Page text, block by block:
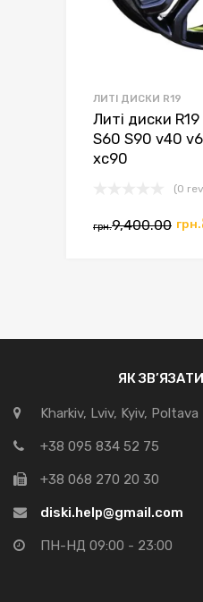
ЛИТІ ДИСКИ R19
Литі диски
S60 S90 v40
xc90
(0
грн.9,400.00 грн.
ЯК
Kharkiv, Lviv, Kyiv, Poltava
+38 095 834 52 75
+38 068 270 20 30
diski.help@gmail.com
ПН-НД 09:00 - 23:00